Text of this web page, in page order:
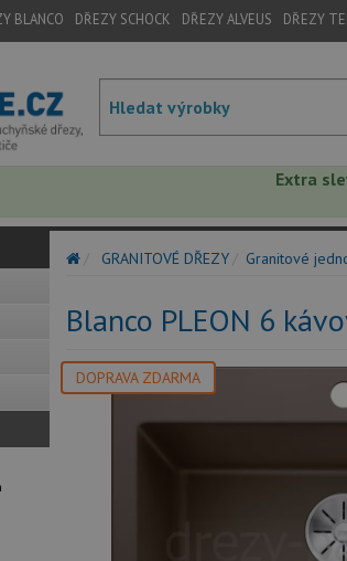
BLANCO DŘEZY SCHOCK DŘEZY ALVEUS DŘEZY
Extra
GRANITOVÉ DŘEZY Granitové
Blanco PLEON 6
DOPRAVA ZDARMA